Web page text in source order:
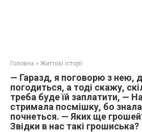
Головна » Життєві історії
— Гаразд, я поговорю з нею,
погодиться, а тоді скажу,
треба буде їй заплатити, —
стримала посмішку, бо
почнеться. — Яких ще
Звідки в нас такі грошиська?